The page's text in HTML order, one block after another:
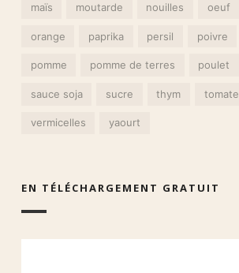
maïs moutarde nouilles oeuf
orange paprika persil poivre
pomme pomme de terres poulet
sauce soja sucre thym tomate
vermicelles yaourt
EN TÉLÉCHARGEMENT GRATUIT